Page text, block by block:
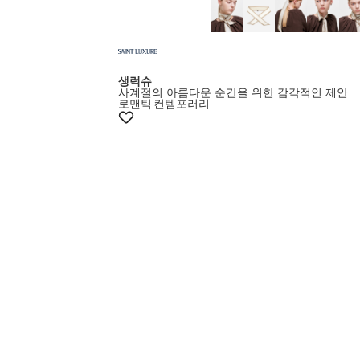
생럭슈
사계절의 아름다운 순간을 위한 감각적인 제안
로맨틱 컨템포러리